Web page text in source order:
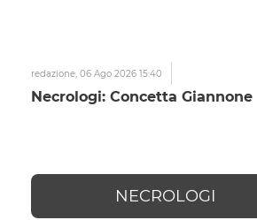
redazione, 06 Ago 2026 15:40
Necrologi: Concetta Giannone
NECROLOGI